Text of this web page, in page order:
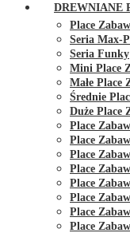
DREWNIANE
Place
Seria Max-
Seria Funky
Mini Place
Małe Place
Średnie
Duże Place
Place
Place
Place
Place
Place
Place
Place
Place